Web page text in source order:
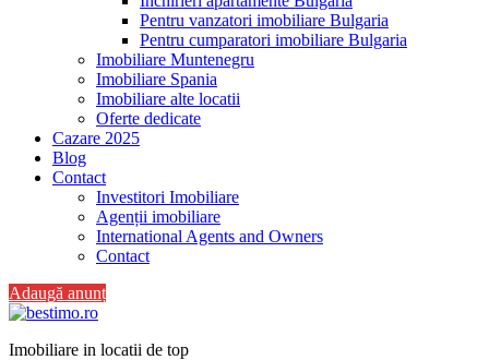
Pentru vanzatori imobiliare Bulgaria
Pentru cumparatori imobiliare Bulgaria
Imobiliare Muntenegru
Imobiliare Spania
Imobiliare alte locatii
Oferte dedicate
Cazare 2025
Blog
Contact
Investitori Imobiliare
Agenții imobiliare
International Agents and Owners
Contact
Adaugă anunț
Imobiliare in locatii de top